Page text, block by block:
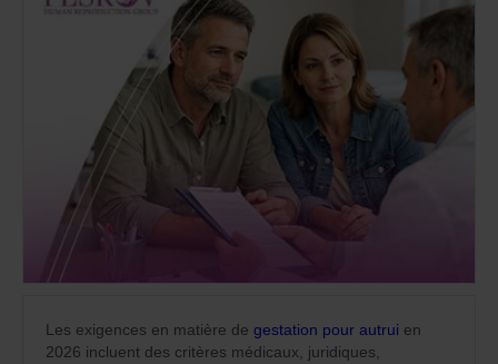
Les exigences en matière de gestation pour autrui en
2026 incluent des critères médicaux, juridiques,